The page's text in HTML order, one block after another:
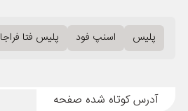
پلیس اسنپ فود پلیس فتا فراجا
آدرس کوتاه شده صفحه